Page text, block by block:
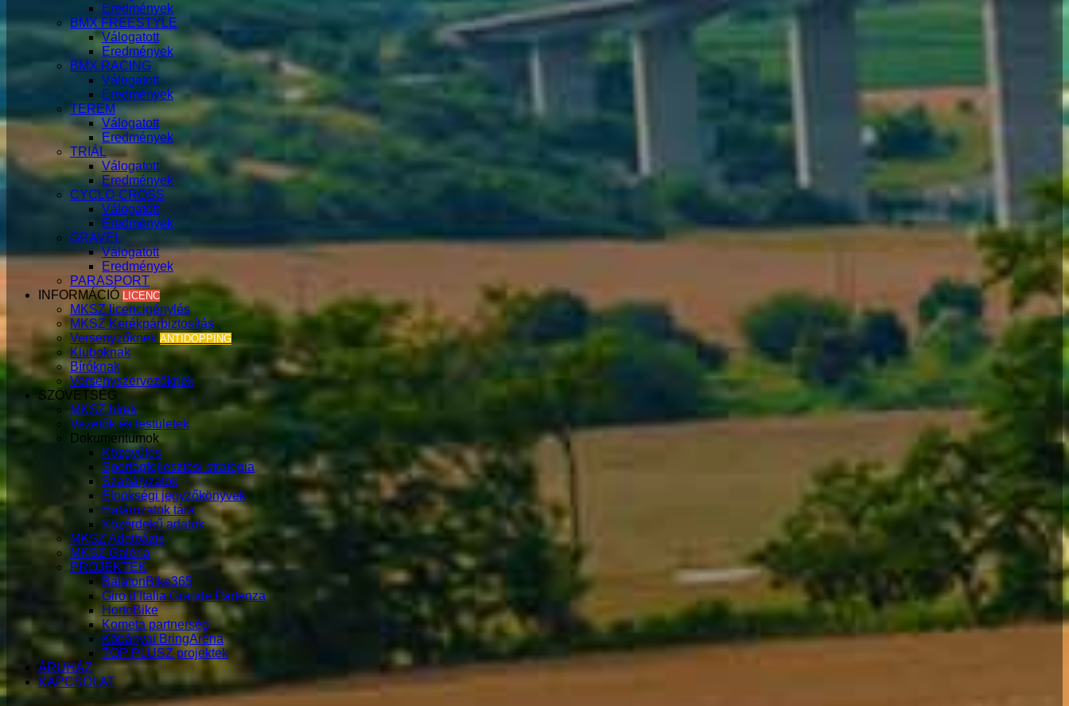
Eredmények
BMX FREESTYLE
Válogatott
Eredmények
BMX RACING
Válogatott
Eredmények
TEREM
Válogatott
Eredmények
TRIÁL
Válogatott
Eredmények
CYCLO-CROSS
Válogatott
Eredmények
GRAVEL
Válogatott
Eredmények
PARASPORT
INFORMÁCIÓ LICENC
MKSZ licencigénylés
MKSZ Kerékpárbiztosítás
Versenyzőknek ANTIDOPPING
Kluboknak
Bíróknak
Versenyszervezőknek
SZÖVETSÉG
MKSZ hírek
Vezetők és testületek
Dokumentumok
Közgyűlés
Sportágfejlesztési stratégia
Szabályzatok
Elnökségi jegyzőkönyvek
Határozatok tára
Közérdekű adatok
MKSZ Adatbázis
MKSZ Galéria
PROJEKTEK
BalatonBike365
Giro d’Italia Grande Partenza
HortoBike
Kometa partnerség
Kőbányai BringAréna
TOP PLUSZ projektek
ÁRUHÁZ
KAPCSOLAT